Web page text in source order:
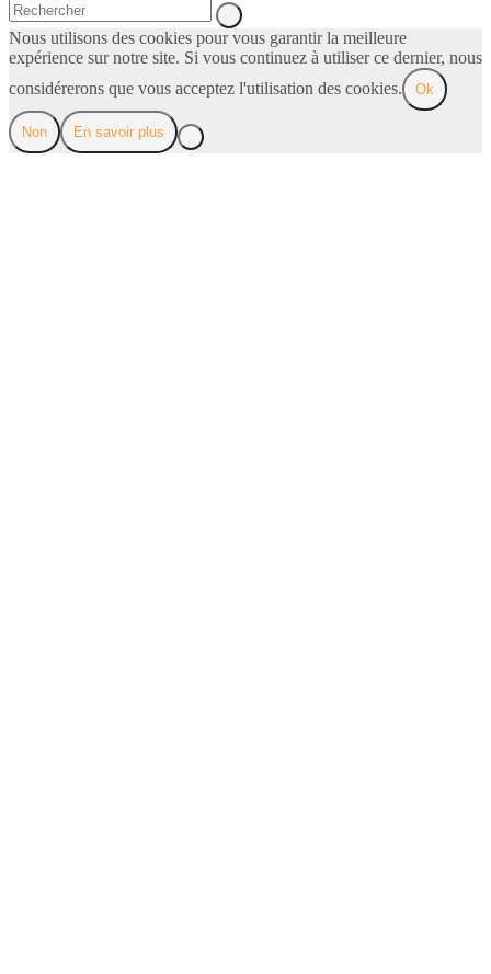
Nous utilisons des cookies pour vous garantir la meilleure
expérience sur notre site. Si vous continuez à utiliser ce dernier, nous
considérerons que vous acceptez l'utilisation des cookies.
Ok
Non En savoir plus